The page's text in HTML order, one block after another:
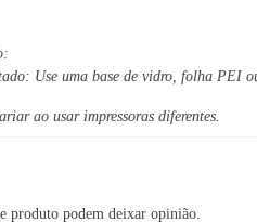
Use uma base de vidro, folha PEI
ao usar impressoras diferentes.
produto podem deixar opinião.